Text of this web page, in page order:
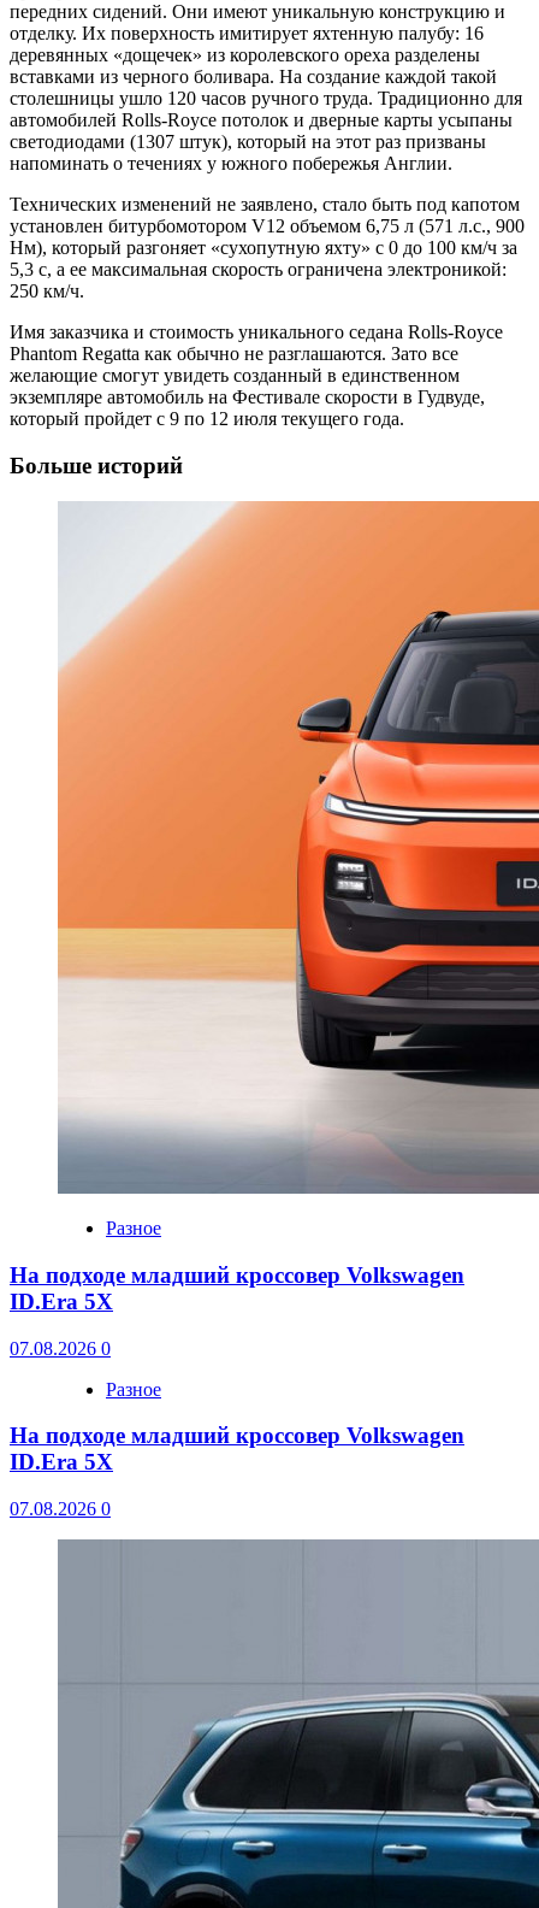
передних сидений. Они имеют уникальную конструкцию и
отделку. Их поверхность имитирует яхтенную палубу: 16
деревянных «дощечек» из королевского ореха разделены
вставками из черного боливара. На создание каждой такой
столешницы ушло 120 часов ручного труда. Традиционно для
автомобилей Rolls-Royce потолок и дверные карты усыпаны
светодиодами (1307 штук), который на этот раз призваны
напоминать о течениях у южного побережья Англии.
Технических изменений не заявлено, стало быть под капотом
установлен битурбомотором V12 объемом 6,75 л (571 л.с., 900
Нм), который разгоняет «сухопутную яхту» с 0 до 100 км/ч за
5,3 с, а ее максимальная скорость ограничена электроникой:
250 км/ч.
Имя заказчика и стоимость уникального седана Rolls-Royce
Phantom Regatta как обычно не разглашаются. Зато все
желающие смогут увидеть созданный в единственном
экземпляре автомобиль на Фестивале скорости в Гудвуде,
который пройдет с 9 по 12 июля текущего года.
Больше историй
Разное
На подходе младший кроссовер Volkswagen
ID.Era 5X
07.08.2026 0
Разное
На подходе младший кроссовер Volkswagen
ID.Era 5X
07.08.2026 0